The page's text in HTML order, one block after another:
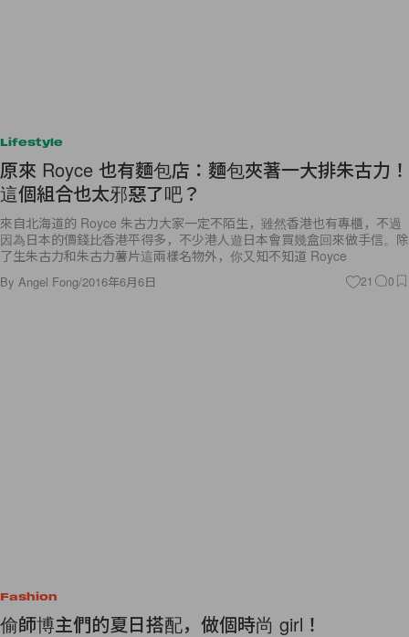
Lifestyle
原來 Royce 也有麵包店：麵包夾著一大排朱古力！
這個組合也太邪惡了吧？
來自北海道的 Royce 朱古力大家一定不陌生，雖然香港也有專櫃，不過
因為日本的價錢比香港平得多，不少港人遊日本會買幾盒回來做手信。除
了生朱古力和朱古力薯片這兩樣名物外，你又知不知道 Royce
By Angel Fong/2016年6月6日 21 0
Fashion
偷師博主們的夏日搭配，做個時尚 girl！